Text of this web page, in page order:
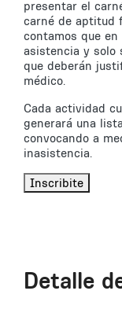
presentar el
carné de aptitud
contamos que
asistencia y solo
que deberán
médico.
Cada actividad
generará una
convocando a
inasistencia.
Inscribite
Detalle